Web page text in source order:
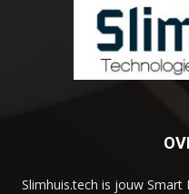
Slimhuis.tech is jouw